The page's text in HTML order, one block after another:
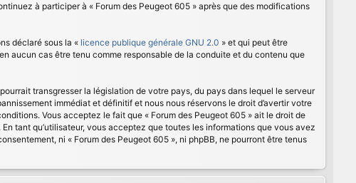
à participer à « Forum des Peugeot 605 » après que des modifications
déclaré sous la « licence publique générale GNU 2.0 » et qui peut être
aucun cas être tenu comme responsable de la conduite et du contenu que
transgresser la législation de votre pays, du pays dans lequel le serveur
immédiat et définitif et nous nous réservons le droit d’avertir votre
Vous acceptez le fait que « Forum des Peugeot 605 » ait le droit de
tant qu’utilisateur, vous acceptez que toutes les informations que vous avez
ni « Forum des Peugeot 605 », ni phpBB, ne pourront être tenus